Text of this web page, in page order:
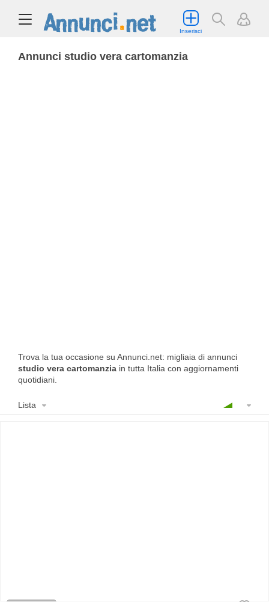
Inserisci
Annunci studio vera cartomanzia
Trova la tua occasione su Annunci.net: migliaia di annunci
studio vera cartomanzia in tutta Italia con aggiornamenti
quotidiani.
Lista